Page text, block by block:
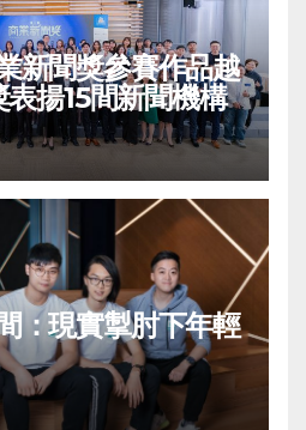
新聞獎參賽作品越
揚15間新聞機構
：現實掣肘下年輕